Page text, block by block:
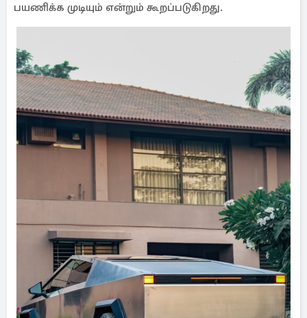
பயணிக்க முடியும் என்றும் கூறப்படுகிறது.